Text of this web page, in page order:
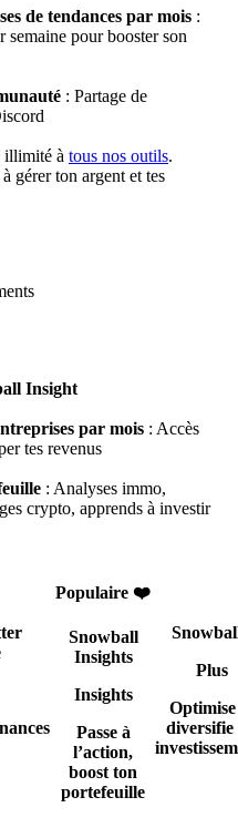
de tendances par mois :
semaine pour booster son
: Partage de
illimité à tous nos outils.
gérer ton argent et tes
Insight
par mois : Accès
tes revenus
: Analyses immo,
crypto, apprends à investir
Populaire ❤️
Snowball
Insights
Insights
Passe à
l’action,
boost ton
portefeuille
Plus
diversifie